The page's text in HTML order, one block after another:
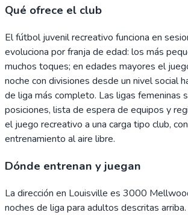
Qué ofrece el club
El fútbol juvenil recreativo funciona en
evoluciona por franja de edad: los más
muchos toques; en edades mayores el
noche con divisiones desde un nivel social
de liga más completo. Las ligas femeninas
posiciones, lista de espera de equipos y
el juego recreativo a una carga tipo club,
entrenamiento al aire libre.
Dónde entrenan y juegan
La dirección en Louisville es 3000
noches de liga para adultos descritas arriba.